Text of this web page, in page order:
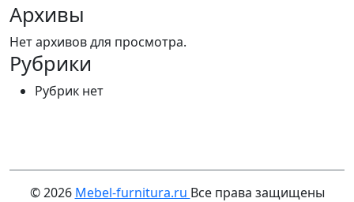
Архивы
Нет архивов для просмотра.
Рубрики
Рубрик нет
© 2026 Mebel-furnitura.ru Все права защищены